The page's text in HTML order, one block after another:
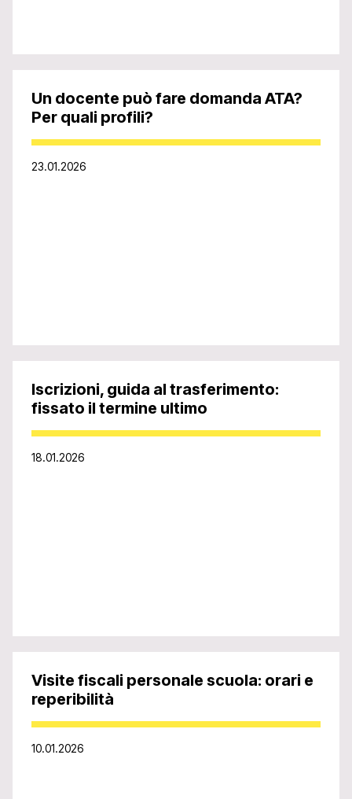
Un docente può fare domanda ATA?
Per quali profili?
23.01.2026
Iscrizioni, guida al trasferimento:
fissato il termine ultimo
18.01.2026
Visite fiscali personale scuola: orari e
reperibilità
10.01.2026